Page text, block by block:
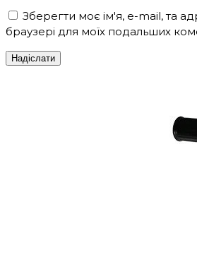
Зберегти моє ім'я, e-mail, та
браузері для моїх подальших